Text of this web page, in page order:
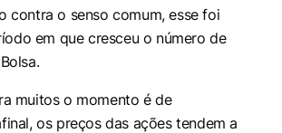
contra o senso comum, esse foi
em que cresceu o número de
muitos o momento é de
os preços das ações tendem a